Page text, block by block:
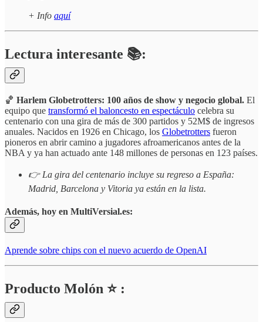
+ Info aquí
Lectura interesante 📚:
🏀 Harlem Globetrotters: 100 años de show y negocio global. El
equipo que transformó el baloncesto en espectáculo celebra su
centenario con una gira de más de 300 partidos y 52M$ de ingresos
anuales. Nacidos en 1926 en Chicago, los Globetrotters fueron
pioneros en abrir camino a jugadores afroamericanos antes de la
NBA y ya han actuado ante 148 millones de personas en 123 países.
👉 La gira del centenario incluye su regreso a España:
Madrid, Barcelona y Vitoria ya están en la lista.
Además, hoy en MultiVersial.es:
Aprende sobre chips con el nuevo acuerdo de OpenAI
Producto Molón ⭐ :